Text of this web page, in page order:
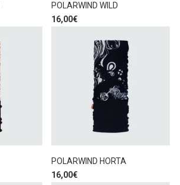
POLARWIND WILD
16,00€
POLARWIND HORTA
16,00€